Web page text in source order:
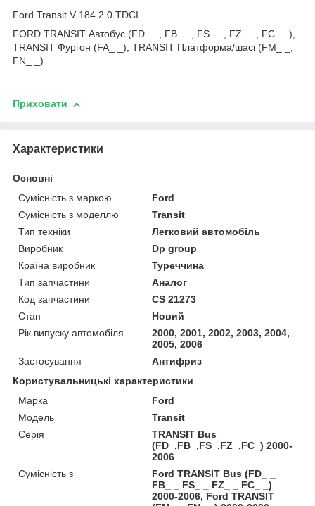
Ford Transit V 184 2.0 TDCI
FORD TRANSIT Автобус (FD_ _, FB_ _, FS_ _, FZ_ _, FC_ _),
TRANSIT Фургон (FA_ _), TRANSIT Платформа/шасі (FM_ _,
FN_ _)
Приховати
Характеристики
Основні
Сумісність з маркою
Ford
Сумісність з моделлю
Transit
Тип техніки
Легковий автомобіль
Виробник
Dp group
Країна виробник
Туреччина
Тип запчастини
Аналог
Код запчастини
CS 21273
Стан
Новий
Рік випуску автомобіля
2000, 2001, 2002, 2003, 2004,
2005, 2006
Застосування
Антифриз
Користувальницькі характеристики
Марка
Ford
Модель
Transit
Серія
TRANSIT Bus
(FD_,FB_,FS_,FZ_,FC_) 2000-
2006
Сумісність з
Ford TRANSIT Bus (FD_ _
FB_ _ FS_ _ FZ_ _ FC_ _)
2000-2006, Ford TRANSIT